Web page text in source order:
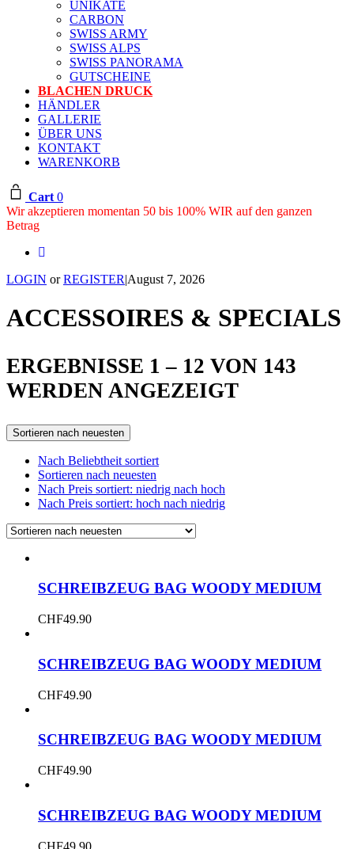
UNIKATE
CARBON
SWISS ARMY
SWISS ALPS
SWISS PANORAMA
GUTSCHEINE
BLACHEN DRUCK
HÄNDLER
GALLERIE
ÜBER UNS
KONTAKT
WARENKORB
Cart 0
Wir akzeptieren momentan 50 bis 100% WIR auf den ganzen
Betrag
LOGIN orREGISTER|August 7, 2026
ACCESSOIRES & SPECIALS
ERGEBNISSE 1 – 12 VON 143
WERDEN ANGEZEIGTSORTED
Sortieren nach neuesten
Nach Beliebtheit sortiert
Sortieren nach neuesten
Nach Preis sortiert: niedrig nach hoch
Nach Preis sortiert: hoch nach niedrig
SCHREIBZEUG BAG WOODY MEDIUM
CHF49.90
SCHREIBZEUG BAG WOODY MEDIUM
CHF49.90
SCHREIBZEUG BAG WOODY MEDIUM
CHF49.90
SCHREIBZEUG BAG WOODY MEDIUM
CHF49.90